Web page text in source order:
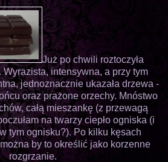
Już po chwili roztoczyła
intensywna, a przy tym
jednoznacznie ukazała drzewa -
oraz prażone orzechy. Mnóstwo
całą mieszankę (z przewagą
na twarzy ciepło ogniska (i
tym ognisku?). Po kilku kęsach
by to określić jako korzenne
rozgrzanie.